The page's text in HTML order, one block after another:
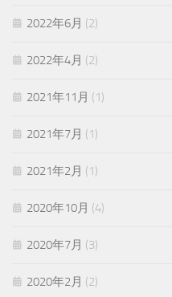
2022年6月 (2)
2022年4月 (2)
2021年11月 (1)
2021年7月 (1)
2021年2月 (1)
2020年10月 (4)
2020年7月 (3)
2020年2月 (2)